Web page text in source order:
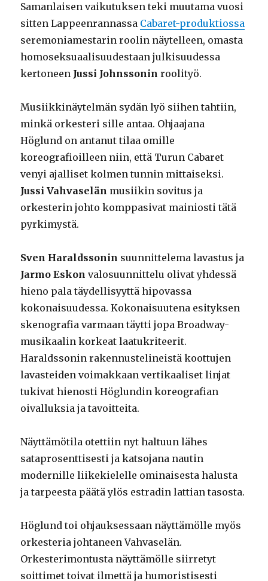
Samanlaisen vaikutuksen teki muutama vuosi
sitten Lappeenrannassa Cabaret-produktiossa
seremoniamestarin roolin näytelleen, omasta
homoseksuaalisuudestaan julkisuudessa
kertoneen Jussi Johnssonin roolityö.
Musiikkinäytelmän sydän lyö siihen tahtiin,
minkä orkesteri sille antaa. Ohjaajana
Höglund on antanut tilaa omille
koreografioilleen niin, että Turun Cabaret
venyi ajalliset kolmen tunnin mittaiseksi.
Jussi Vahvaselän musiikin sovitus ja
orkesterin johto komppasivat mainiosti tätä
pyrkimystä.
Sven Haraldssonin suunnittelema lavastus ja
Jarmo Eskon valosuunnittelu olivat yhdessä
hieno pala täydellisyyttä hipovassa
kokonaisuudessa. Kokonaisuutena esityksen
skenografia varmaan täytti jopa Broadway-
musikaalin korkeat laatukriteerit.
Haraldssonin rakennustelineistä koottujen
lavasteiden voimakkaan vertikaaliset linjat
tukivat hienosti Höglundin koreografian
oivalluksia ja tavoitteita.
Näyttämötila otettiin nyt haltuun lähes
sataprosenttisesti ja katsojana nautin
modernille liikekielelle ominaisesta halusta
ja tarpeesta päätä ylös estradin lattian tasosta.
Höglund toi ohjauksessaan näyttämölle myös
orkesteria johtaneen Vahvaselän.
Orkesterimontusta näyttämölle siirretyt
soittimet toivat ilmettä ja humoristisesti